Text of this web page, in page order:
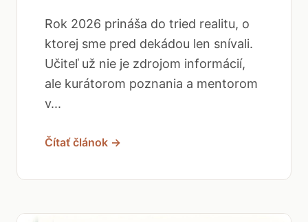
Rok 2026 prináša do tried realitu, o
ktorej sme pred dekádou len snívali.
Učiteľ už nie je zdrojom informácií,
ale kurátorom poznania a mentorom
v...
Čítať článok →